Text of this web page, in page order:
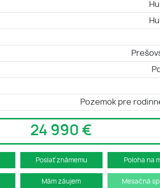
Pozemok pre
24 990 €
Poslať známemu Poloha na
Mám záujem Mesačná